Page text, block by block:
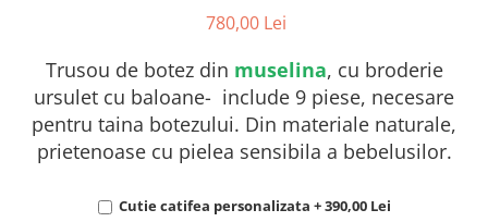
780,00 Lei
Trusou de botez din muselina, cu broderie
ursulet cu baloane- include 9 piese, necesare
pentru taina botezului. Din materiale naturale,
prietenoase cu pielea sensibila a bebelusilor.
Cutie catifea personalizata + 390,00 Lei